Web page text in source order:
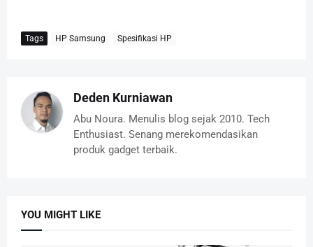
Tags HP Samsung Spesifikasi HP
Deden Kurniawan
Abu Noura. Menulis blog sejak 2010. Tech
Enthusiast. Senang merekomendasikan
produk gadget terbaik.
YOU MIGHT LIKE